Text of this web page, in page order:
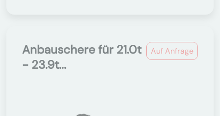
Auf Anfrage
Anbauschere für 21.0t
- 23.9t...